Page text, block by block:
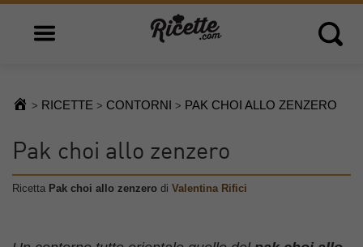
Open main menu Open
> RICETTE > CONTORNI > PAK CHOI ALLO ZENZERO
Pak choi allo zenzero
Ricetta Pak choi allo zenzero di Valentina Rifici